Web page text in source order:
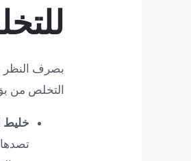
بصرف النظر
التخلص من
خليط